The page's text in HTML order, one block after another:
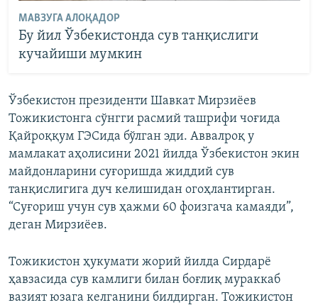
МАВЗУГА АЛОҚАДОР
Бу йил Ўзбекистонда сув танқислиги
кучайиши мумкин
Ўзбекистон президенти Шавкат Мирзиёев
Тожикистонга сўнгги расмий ташрифи чоғида
Қайроққум ГЭСида бўлган эди. Аввалроқ у
мамлакат аҳолисини 2021 йилда Ўзбекистон экин
майдонларини суғоришда жиддий сув
танқислигига дуч келишидан огоҳлантирган.
“Суғориш учун сув ҳажми 60 фоизгача камаяди”,
деган Мирзиёев.
Тожикистон ҳукумати жорий йилда Сирдарё
ҳавзасида сув камлиги билан боғлиқ мураккаб
вазият юзага келганини билдирган. Тожикистон